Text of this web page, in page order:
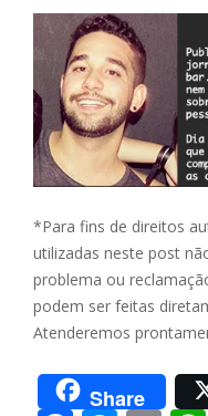
*Para fins de direitos
utilizadas neste post
problema ou
podem ser feitas
Atenderemos
Share